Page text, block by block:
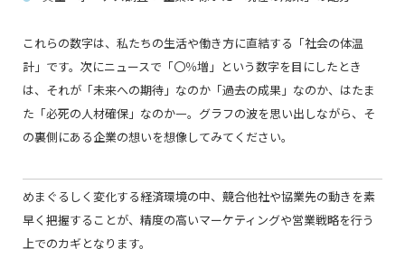
これらの数字は、私たちの生活や働き方に直結する「社会の体温
計」です。次にニュースで「〇％増」という数字を目にしたとき
は、それが「未来への期待」なのか「過去の成果」なのか、はたま
た「必死の人材確保」なのか―。グラフの波を思い出しながら、そ
の裏側にある企業の想いを想像してみてください。
めまぐるしく変化する経済環境の中、競合他社や協業先の動きを素
早く把握することが、精度の高いマーケティングや営業戦略を行う
上でのカギとなります。